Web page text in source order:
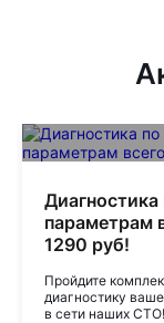
Диагностика
параметрам
1290 руб!
Пройдите
диагностику
в сети наших СТО!